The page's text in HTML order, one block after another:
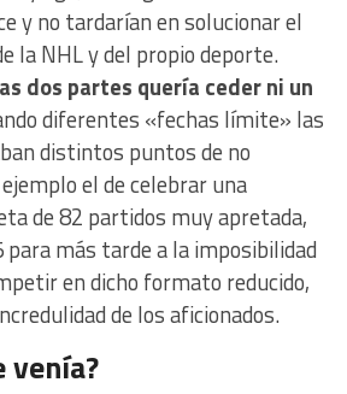
y no tardarían en solucionar el
la NHL y del propio deporte.
dos partes quería ceder ni un
diferentes «fechas límite» las
distintos puntos de no
el de celebrar una
de 82 partidos muy apretada,
para más tarde a la imposibilidad
en dicho formato reducido,
de los aficionados.
venía?